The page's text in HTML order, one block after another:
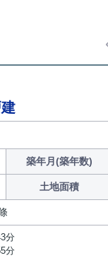
築年月(築年数)
土地面積
分
分